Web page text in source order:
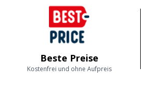
Beste Preise
Kostenfrei und ohne Aufpreis